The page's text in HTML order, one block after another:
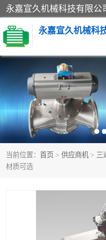
永嘉宣久机械科
当前位置： 首页 > 供应商机 > 三
材质可选
换向阀
板式换向阀
粉体换向阀
管路换向阀